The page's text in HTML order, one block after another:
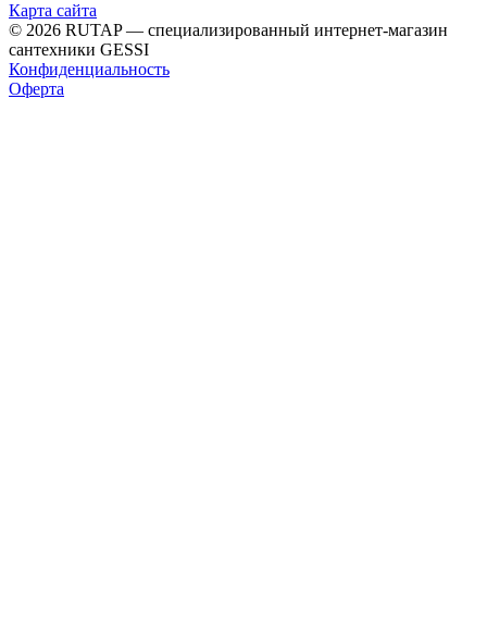
Карта сайта
© 2026 RUTAP — специализированный интернет-магазин
сантехники GESSI
Конфиденциальность
Оферта